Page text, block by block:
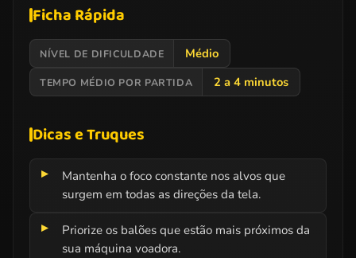
Ficha Rápida
NÍVEL DE DIFICULDADE Médio
TEMPO MÉDIO POR PARTIDA 2 a 4 minutos
Dicas e Truques
Mantenha o foco constante nos alvos que
surgem em todas as direções da tela.
Priorize os balões que estão mais próximos da
sua máquina voadora.